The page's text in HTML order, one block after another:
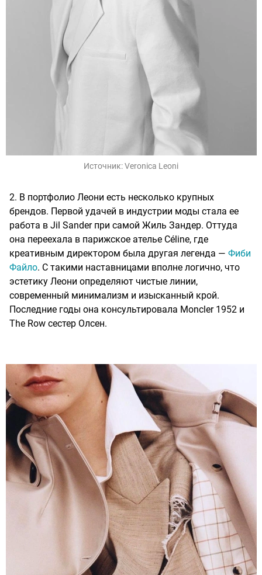
Источник:Veronica Leoni
2. В портфолио Леони есть несколько крупных
брендов. Первой удачей в индустрии моды стала ее
работа в Jil Sander при самой Жиль Зандер. Оттуда
она переехала в парижское ателье Céline, где
креативным директором была другая легенда — Фиби
Файло. С такими наставницами вполне логично, что
эстетику Леони определяют чистые линии,
современный минимализм и изысканный крой.
Последние годы она консультировала Moncler 1952 и
The Row сестер Олсен.